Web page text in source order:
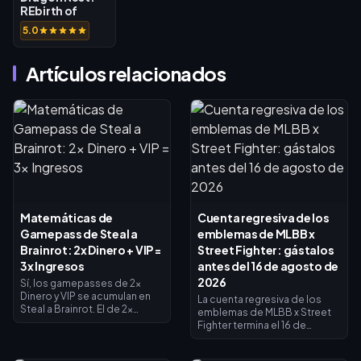
REbirth of
Legend SEA
Top Up
5.0
Artículos relacionados
Matemáticas de
Gamepass de Steal a
Brainrot: 2x Dinero + VIP =
3x Ingresos
Sí, los gamepasses de 2x
Dinero y VIP se acumulan en
Steal a Brainrot. El de 2x
Cuenta regresiva de los
emblemas de MLBB x
Street Fighter: gástalos
antes del 16 de agosto de
2026
La cuenta regresiva de los
emblemas de MLBB x Street
Fighter termina el 16 de